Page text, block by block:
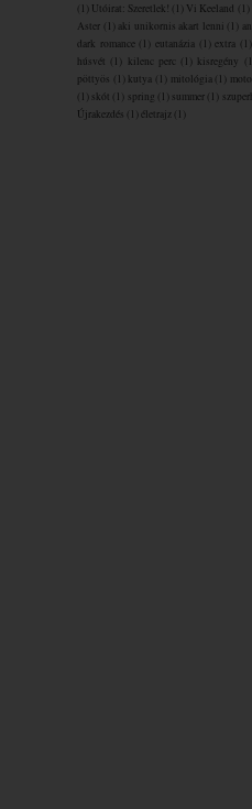
(1) Utóirat: Szeretlek! (1) Vi Keeland (1)
Aster
(1) aki unikornis akart lenni (1)
dark romance
(1) eutanázia (1) extra (1)
húsvét
(1) kilenc perc (1) kisregény
pöttyös
(1) kutya (1) mitológia (1)
(1) skót (1) spring (1) summer (1)
Újrakezdés
(1)életrajz (1)